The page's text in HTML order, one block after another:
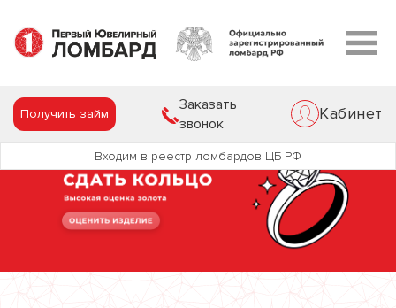
Кабинет
Заказать
звонок
Получить займ
Входим в реестр ломбардов ЦБ РФ